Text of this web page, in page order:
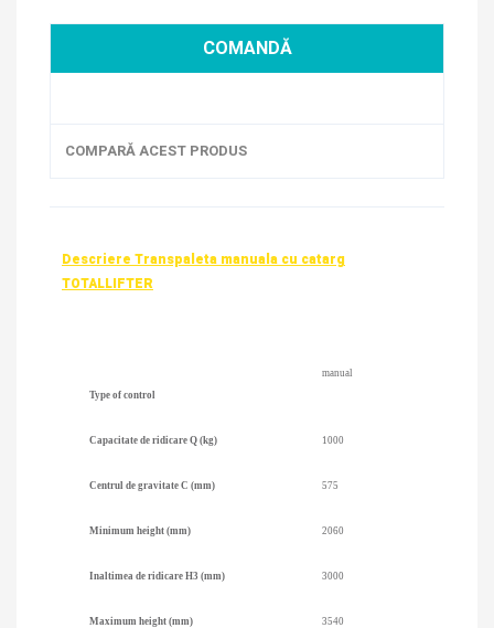
COMANDĂ
COMPARĂ ACEST PRODUS
Descriere Transpaleta manuala cu catarg
TOTALLIFTER
Type of control
manual
Capacitate de ridicare Q (kg) 1000
Centrul de gravitate C (mm) 575
Minimum height (mm) 2060
Inaltimea de ridicare H3 (mm) 3000
Maximum height (mm) 3540